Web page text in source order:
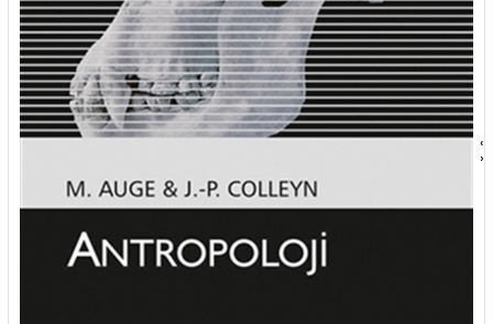
‹
›